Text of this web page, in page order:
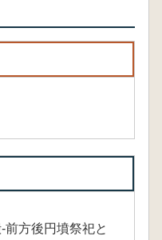
前方後円墳祭祀と